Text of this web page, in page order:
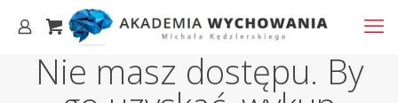
Nie masz dostępu. By